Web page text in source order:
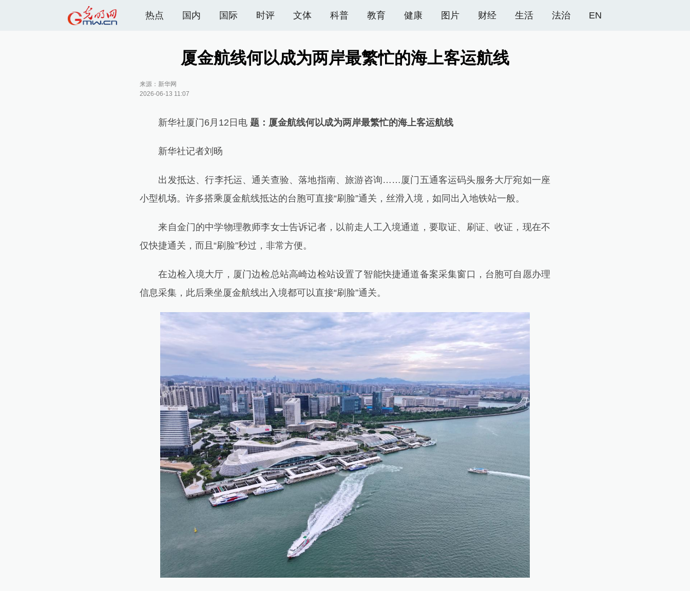
热点 国内 国际 时评 文体 科普 教育 健康 图片 财经 生活 法治 EN
厦金航线何以成为两岸最繁忙的海上客运航线
来源： 新华网
2026-06-13 11:07
新华社厦门6月12日电 题：厦金航线何以成为两岸最繁忙的海上客运航线
新华社记者刘旸
出发抵达、行李托运、通关查验、落地指南、旅游咨询……厦门五通客运码头服务大厅宛如一座
小型机场。许多搭乘厦金航线抵达的台胞可直接“刷脸”通关，丝滑入境，如同出入地铁站一般。
来自金门的中学物理教师李女士告诉记者，以前走人工入境通道，要取证、刷证、收证，现在不
仅快捷通关，而且“刷脸”秒过，非常方便。
在边检入境大厅，厦门边检总站高崎边检站设置了智能快捷通道备案采集窗口，台胞可自愿办理
信息采集，此后乘坐厦金航线出入境都可以直接“刷脸”通关。